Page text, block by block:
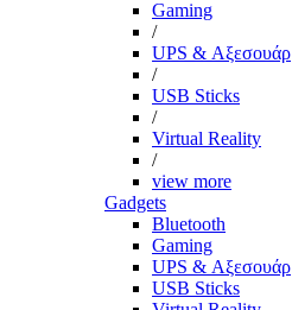
Gaming
/
UPS & Αξεσουάρ
/
USB Sticks
/
Virtual Reality
/
view more
Gadgets
Bluetooth
Gaming
UPS & Αξεσουάρ
USB Sticks